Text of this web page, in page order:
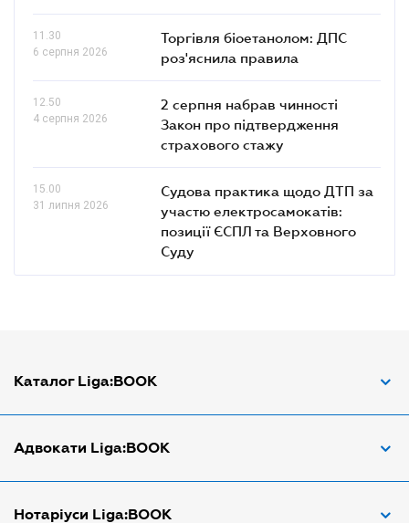
11.30
6 серпня 2026
Торгівля біоетанолом: ДПС
роз'яснила правила
12.50
4 серпня 2026
2 серпня набрав чинності
Закон про підтвердження
страхового стажу
15.00
31 липня 2026
Судова практика щодо ДТП за
участю електросамокатів:
позиції ЄСПЛ та Верховного
Суду
Каталог Liga:BOOK
Адвокат по ДТП
Адвокати Liga:BOOK
Нотаріуси Liga:BOOK